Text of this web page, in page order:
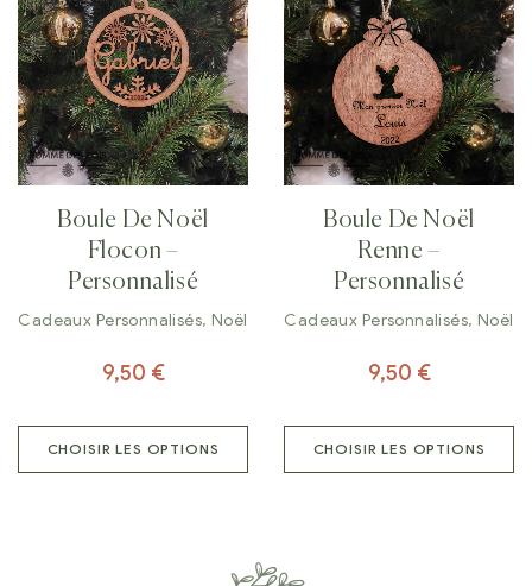
Boule De Noël
Flocon –
Personnalisé
Cadeaux Personnalisés, Noël
9,50 €
CHOISIR LES OPTIONS
Boule De Noël
Renne –
Personnalisé
Cadeaux Personnalisés, Noël
9,50 €
CHOISIR LES OPTIONS